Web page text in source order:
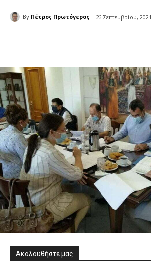
By Πέτρος Πρωτόγερος 22 Σεπτεμβρίου, 2021
Ακολουθήστε μας